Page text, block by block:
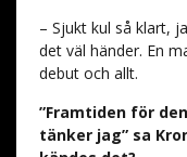
– Sjukt kul så klart,
det väl händer. En
debut och allt.
”Framtiden för
tänker jag” sa